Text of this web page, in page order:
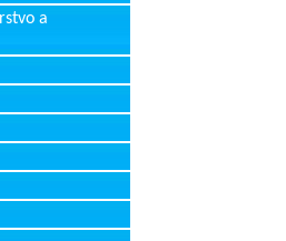
a